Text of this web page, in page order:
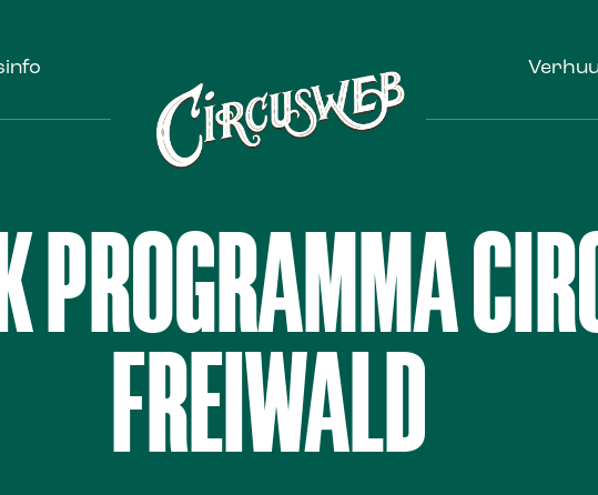
PROGRAMMA
FREIWALD